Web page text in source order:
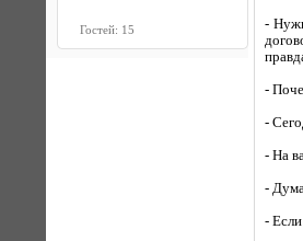
Гостей: 15
-
-
-
- На
-
-